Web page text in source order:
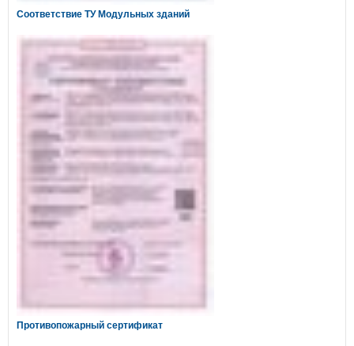
Соответствие ТУ Модульных зданий
Противопожарный сертификат